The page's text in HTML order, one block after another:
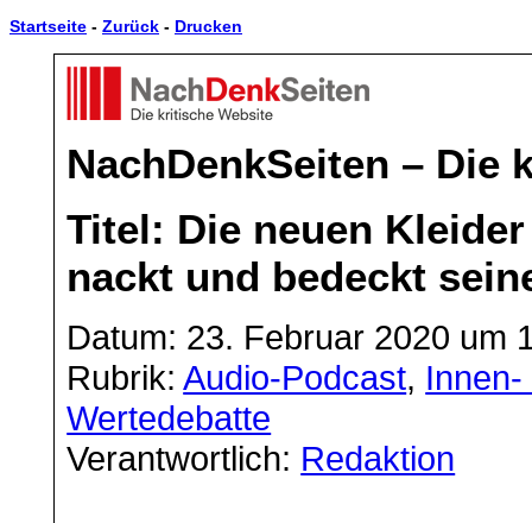
Startseite - Zurück - Drucken
NachDenkSeiten – Die
Titel: Die neuen
nackt und bedeckt
Datum: 23. Februar 2020 um
Rubrik:Audio-Podcast,
Wertedebatte
Verantwortlich: Redaktion